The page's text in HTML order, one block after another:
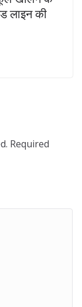
लाइन की
Required